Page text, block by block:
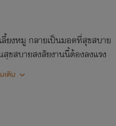
ยงหมู กลายเป็นมอดที่สุขสบาย
ขสบายสงสัยงานนี้ต้องลงแรง
เติม